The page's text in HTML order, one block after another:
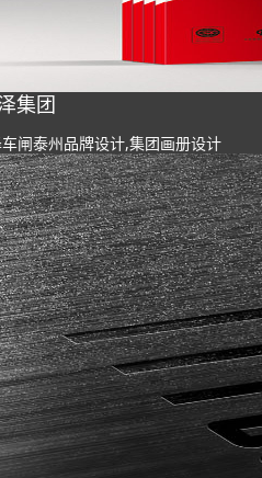
集团
闸泰州品牌设计,集团画册设计